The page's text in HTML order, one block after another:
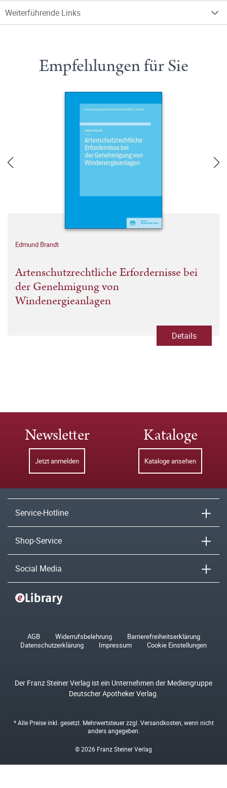
Weiterführende Links
Empfehlungen für Sie
Edmund Brandt
Artenschutzrechtliche Erfordernisse bei
der Genehmigung von
Windenergieanlagen
Details
Newsletter
Jetzt anmelden
Kataloge
Kataloge ansehen
Service-Hotline
Shop-Service
Social Media
AGB Widerrufsbelehrung
Barrierefreiheitserklärung
Datenschutzerklärung
Impressum Cookie Einstellungen
Der Franz Steiner Verlag ist ein Unternehmen der Mediengruppe
Deutscher Apotheker Verlag.
* Alle Preise inkl. gesetzl. Mehrwertsteuer zzgl. Versandkosten , wenn nicht
anders angegeben.
© 2026 Franz Steiner Verlag